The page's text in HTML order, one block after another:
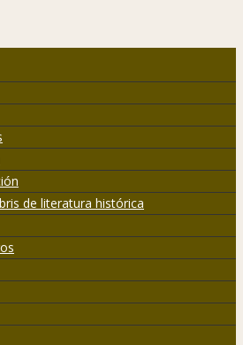
de literatura histórica